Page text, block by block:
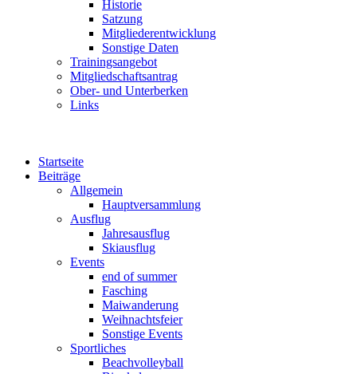
Historie
Satzung
Mitgliederentwicklung
Sonstige Daten
Trainingsangebot
Mitgliedschaftsantrag
Ober- und Unterberken
Links
Startseite
Beiträge
Allgemein
Hauptversammlung
Ausflug
Jahresausflug
Skiausflug
Events
end of summer
Fasching
Maiwanderung
Weihnachtsfeier
Sonstige Events
Sportliches
Beachvolleyball